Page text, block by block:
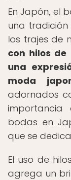
En Japón, el
una
los trajes de
con hilos de
una
moda
adornados
bodas en
que se
El uso de
agrega un